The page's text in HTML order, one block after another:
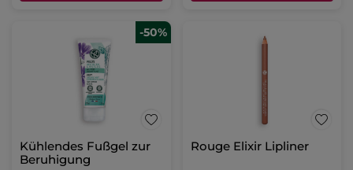
-50%
Kühlendes Fußgel zur
Beruhigung
Rouge Elixir Lipliner